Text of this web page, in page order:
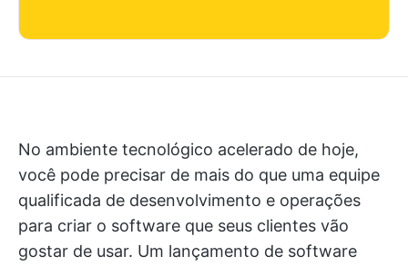
No ambiente tecnológico acelerado de hoje,
você pode precisar de mais do que uma equipe
qualificada de desenvolvimento e operações
para criar o software que seus clientes vão
gostar de usar. Um lançamento de software